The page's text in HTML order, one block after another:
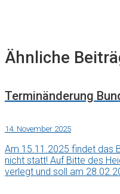
Ähnliche
Terminänderung
14. November 2025
Am 15.11.2025 findet das
nicht statt! Auf Bitte des
verlegt und soll am